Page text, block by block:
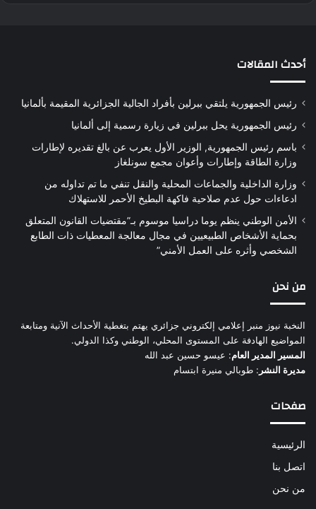
أحدث المقالات
رئيس الجمهورية يلتقي ببرلين بأفراد الجالية الجزائرية المقيمة بألمانيا
رئيس الجمهورية يحل ببرلين في زيارة رسمية إلى ألمانيا
باسم رئيس الجمهورية, الوزير الأول يعرب عن بالغ تقديره لإطارات
وزارة الطاقة وإطارات وأعوان مجمع سونلغاز
وزارة الداخلية والجماعات المحلية والنقل تنفي ما تم تداوله من
ادعاءات حول عدم صلاحية فاكهة البطيخ الأحمر للاستهلاك
الأمن الوطني ينظم يوما دراسيا موسوم بـ”مقتضيات القانون المتعلق
بحماية الأشخاص الطبيعيين في مجال معالجة المعطيات ذات الطابع
الشخصي وأثره على العمل الأمني”
من نحن
النخبة نيوز منبر إعلامي إلكتروني جزائري يهتم بتغطية الأحداث الآنية ومتابعة
المواضيع الهادفة على المستوى المحلي، الوطني وكذا الدولي.
المسير المدير العام: عيسو حسين عبد الله
مديرة النشر : طوبالي منيرة ابتسام
صفحات
الرئيسية
اتصل بنا
من نحن